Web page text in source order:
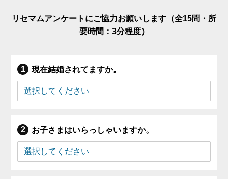
リセマムアンケートにご協力お願いします（全15問・所
要時間：3分程度）
現在結婚されてますか。
お子さまはいらっしゃいますか。